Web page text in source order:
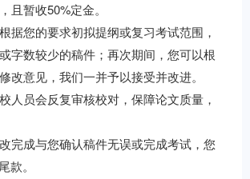
且暂收50%定金。
据您的要求初拟提纲或复习考试范围，
字数较少的稿件；再次期间，您可以根
改意见，我们一并予以接受并改进。
人员会反复审核校对，保障论文质量，
完成与您确认稿件无误或完成考试，您
款。